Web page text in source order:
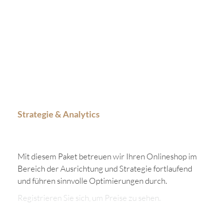
Strategie & Analytics
Mit diesem Paket betreuen wir Ihren Onlineshop im
Bereich der Ausrichtung und Strategie fortlaufend
und führen sinnvolle Optimierungen durch.
Registrieren Sie sich, um Preise zu sehen.